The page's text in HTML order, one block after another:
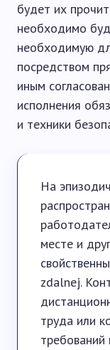
будет их
необходимо
необходимую
посредством
иным
исполнения
и техники
На
месте и
zdalnej.
труда или
требований